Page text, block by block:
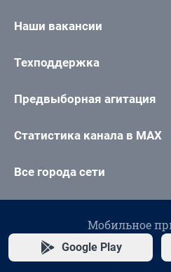
Наши вакансии
Техподдержка
Предвыборная агитация
Статистика канала в MAX
Все города сети
Мобильное
Google Play